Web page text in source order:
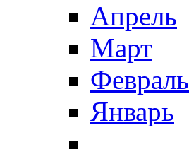
Апрель
Март
Февраль
Январь